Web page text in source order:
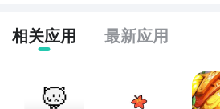
方法二： 下载九游APP，订阅喵
相关应用 最新应用